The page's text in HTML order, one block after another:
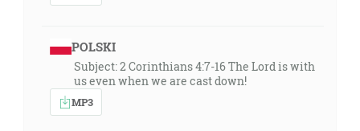
POLSKI
Subject: 2 Corinthians 4:7-16 The Lord is with
us even when we are cast down!
MP3